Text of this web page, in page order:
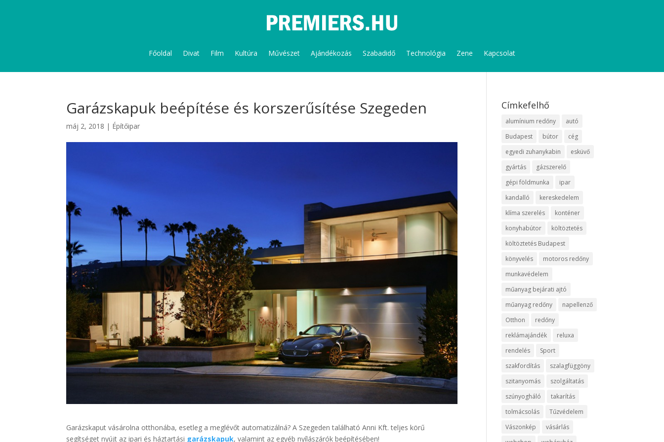
Főoldal Divat Film Kultúra Művészet Ajándékozás Szabadidő Technológia Zene Kapcsolat
Garázskapuk beépítése és korszerűsítése Szegeden
máj 2, 2018 | Építőipar
Garázskaput vásárolna otthonába, esetleg a meglévőt automatizálná? A Szegeden található Anni Kft. teljes körű
segítséget nyújt az ipari és háztartási garázskapuk, valamint az egyéb nyílászárók beépítésében!
Címkefelhő
alumínium redőny
autó
Budapest
bútor
cég
egyedi zuhanykabin
esküvő
gyártás
gázszerelő
gépi földmunka
ipar
kandalló
kereskedelem
klíma szerelés
konténer
konyhabútor
költöztetés
költöztetés Budapest
könyvelés
motoros redőny
munkavédelem
műanyag bejárati ajtó
műanyag redőny
napellenző
Otthon
redőny
reklámajándék
reluxa
rendelés
Sport
szakfordítás
szalagfüggöny
szitanyomás
szolgáltatás
szúnyogháló
takarítás
tolmácsolás
Tűzvédelem
Vászonkép
vásárlás